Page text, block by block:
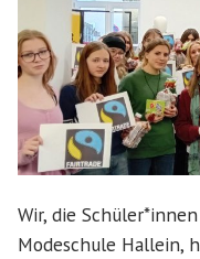
Wir, die
Modeschule Hallein,